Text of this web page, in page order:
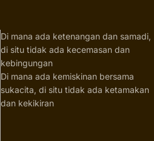
Di mana ada ketenangan dan samadi,
di situ tidak ada kecemasan dan
kebingungan
Di mana ada kemiskinan bersama
sukacita, di situ tidak ada ketamakan
dan kekikiran